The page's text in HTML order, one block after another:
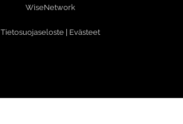
WiseNetwork
Tietosuojaseloste Evästeet